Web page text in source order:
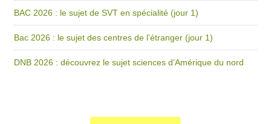
BAC 2026 : le sujet de SVT en spécialité (jour 1)
Bac 2026 : le sujet des centres de l’étranger (jour 1)
DNB 2026 : découvrez le sujet sciences d’Amérique du nord